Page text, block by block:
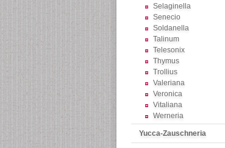
Selaginella
Senecio
Soldanella
Talinum
Telesonix
Thymus
Trollius
Valeriana
Veronica
Vitaliana
Werneria
Yucca-Zauschneria